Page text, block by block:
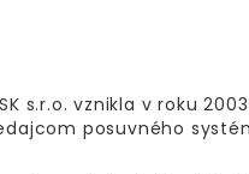
s.r.o. vznikla v roku
posuvného